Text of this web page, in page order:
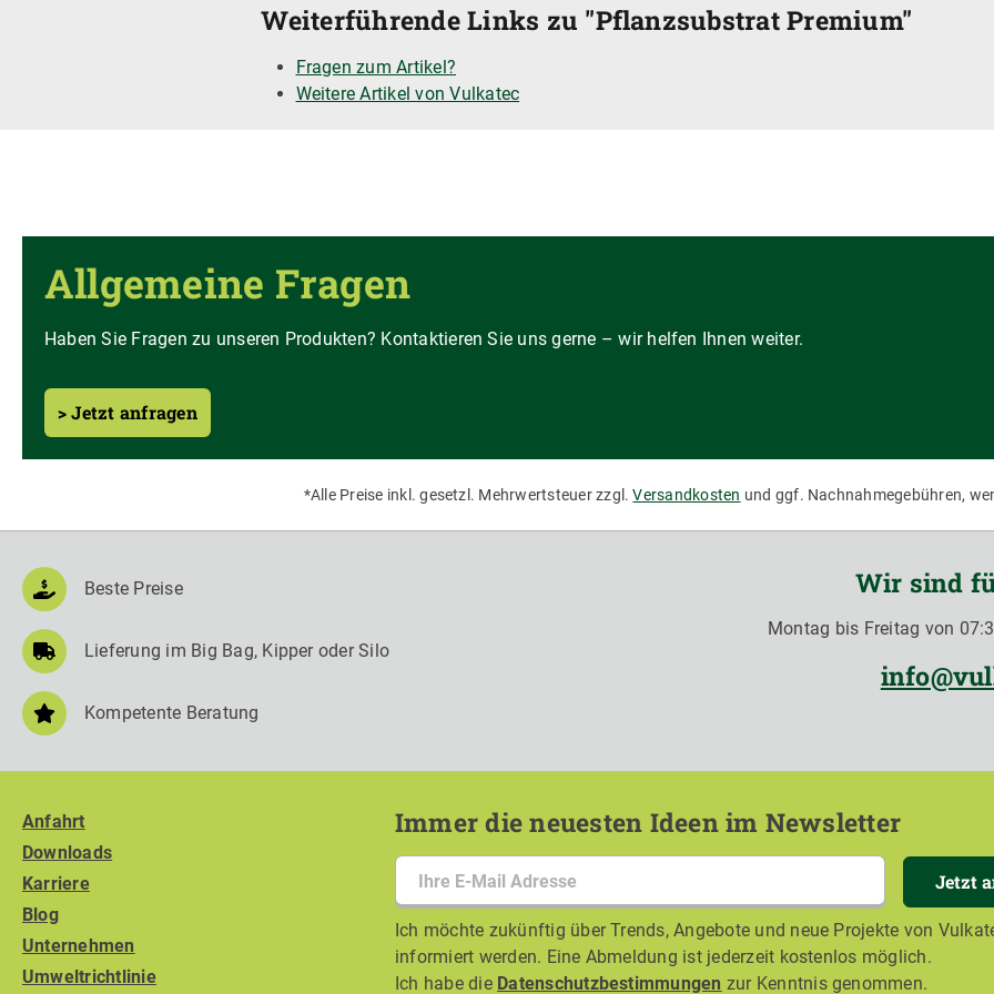
Weiterführende Links zu "Pflanzsubstrat Premium"
Fragen zum Artikel?
Weitere Artikel von Vulkatec
Allgemeine Fragen
Haben Sie Fragen zu unseren Produkten? Kontaktieren Sie uns gerne – wir helfen Ihnen weiter.
> Jetzt anfragen
*Alle Preise inkl. gesetzl. Mehrwertsteuer zzgl.Versandkosten und ggf. Nachnahmegebühren,
Beste Preise
Lieferung im Big Bag, Kipper oder Silo
Kompetente Beratung
Wir sind
Montag bis Freitag von
Anfahrt
Downloads
Karriere
Blog
Unternehmen
Umweltrichtlinie
Immer die neuesten Ideen im Newsletter
Jetzt
Ich möchte zukünftig über Trends, Angebote und neue Projekte von
informiert werden. Eine Abmeldung ist jederzeit kostenlos möglich.
Ich habe die Datenschutzbestimmungen zur Kenntnis genommen.